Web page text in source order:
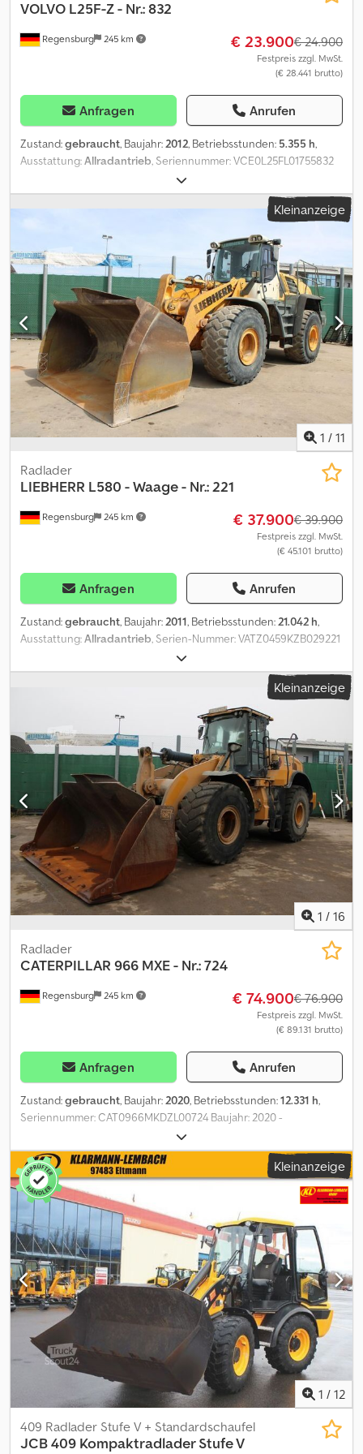
Regensburg 245 km
VOLVO L25F-Z - Nr.: 832
€ 23.900€ 24.900
Festpreis zzgl. MwSt.
(€ 28.441 brutto)
Anfragen Anrufen
Zustand:gebraucht, Baujahr:2012, Betriebsstunden: 5.355 h,
Ausstattung:Allradantrieb, Seriennummer: VCE0L25FL01755832
Baujahr: 2012 - Betriebsstunden: 5.355 h Maschinengewicht: 5.200
kg Schnellwechsler hydraulisch Crsdpfxsyt T Sxj Akkef Schaufel -
Schnittbreite: 1.800 mm Palettengabel - Zinkenlänge: 1.200 mm
Änderungen, Zwischenverkauf und Irrtümer sind ausdrücklich
vorbehalten. Die Beschreibung dient der allgemeinen
Identifizierung des Fahrzeuges und stellt keine Gewährleistung
im kaufrechtlichen Sinne dar. Ausschlaggebend ist die
Beschreibung gemäß Kaufvertrag. Unser Angebot ist generell
ohne neue TÜV-Abnahme. Falls neue TÜV-Abnahme erwünscht,
unterbreiten wir Ihnen gerne ein Angebot unserer
Partnerwerkstätten! Fahrzeug kann mit Werbung beklebt
und/oder beschriftet sein. Es gelten unsere allgemeinen Liefer-
und Zahlungsbedingungen.
Kleinanzeige
1 / 11
Regensburg 245 km
Radlader
LIEBHERR L580 - Waage - Nr.: 221
€ 37.900€ 39.900
Festpreis zzgl. MwSt.
(€ 45.101 brutto)
Anfragen Anrufen
Zustand:gebraucht, Baujahr:2011, Betriebsstunden:21.042 h,
Ausstattung:Allradantrieb, Serien-Nummer: VATZ0459KZB029221
Pfreundt PControl Waage Baujahr: 2011 - Betriebsstunden: 21.042
h zul. Gesamtgewicht: 28.000 kg Klimaanlage Sitzheizung und
Sitzlüftung Radio-USB Schaufel mit Schnittbreite 3.180 mm
Credpfey Nuq Nox Akkjf Zentralschmieranlage Bereifung: 26.5 R
25 - vorne und hinten ca. 18 mm Änderungen, Zwischenverkauf
und Irrtümer sind ausdrücklich vorbehalten. Die Beschreibung
dient der allgemeinen Identifizierung des Fahrzeuges und stellt
keine Gewährleistung im kaufrechtlichen Sinne dar.
Ausschlaggebend ist die Beschreibung gemäß Kaufvertrag. Unser
Angebot ist generell ohne neue TÜV-Abnahme. Falls neue TÜV-
Abnahme erwünscht, unterbreiten wir Ihnen gerne ein Angebot
unserer Partnerwerkstätten! Fahrzeug kann mit Werbung
beklebt und/oder beschriftet sein. Es gelten unsere allgemeinen
Liefer- und Zahlungsbedingungen.
Kleinanzeige
1 / 16
Regensburg 245 km
Radlader
CATERPILLAR 966 MXE - Nr.: 724
€ 74.900€ 76.900
Festpreis zzgl. MwSt.
(€ 89.131 brutto)
Anfragen Anrufen
Zustand:gebraucht, Baujahr:2020, Betriebsstunden:12.331 h,
Seriennummer: CAT0966MKDZL00724 Baujahr: 2020 -
Betriebsstunden: 12.331 h Klimaautomatik Radio-CD/Bluetooth
Gewicht: 24.000 kg Zentralschmieranlage Crjdpfxex Inlde Akkjf
Schaufel - Schnittbreite 3.201 mm - Volumen 5,1 m³ Reifen: 26.5 R
25 Änderungen, Zwischenverkauf und Irrtümer sind ausdrücklich
vorbehalten. Die Beschreibung dient der allgemeinen
Identifizierung des Fahrzeuges und stellt keine Gewährleistung
im kaufrechtlichen Sinne dar. Ausschlaggebend ist die
Beschreibung gemäß Kaufvertrag. Unser Angebot ist generell
ohne neue TÜV-Abnahme. Falls neue TÜV-Abnahme erwünscht,
unterbreiten wir Ihnen gerne ein Angebot unserer
Partnerwerkstätten! Fahrzeug kann mit Werbung beklebt
und/oder beschriftet sein. Es gelten unsere allgemeinen Liefer-
und Zahlungsbedingungen.
Kleinanzeige
1 / 12
409 Radlader Stufe V + Standardschaufel
JCB409 Kompaktradlader Stufe V